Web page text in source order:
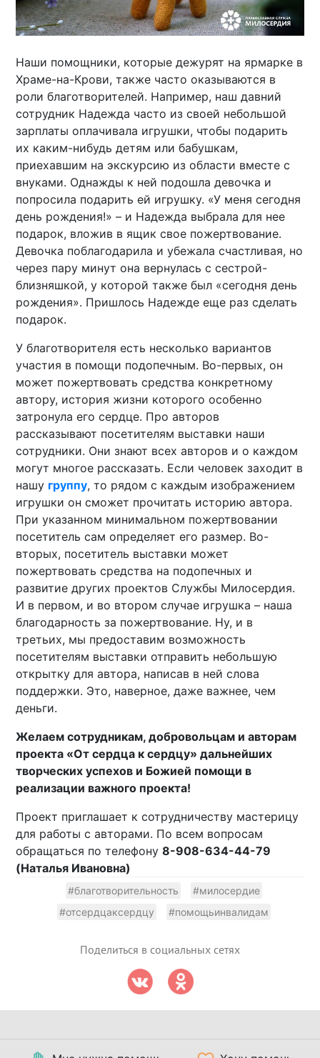
Наши помощники, которые дежурят на ярмарке в
Храме-на-Крови, также часто оказываются в
роли благотворителей. Например, наш давний
сотрудник Надежда часто из своей небольшой
зарплаты оплачивала игрушки, чтобы подарить
их каким-нибудь детям или бабушкам,
приехавшим на экскурсию из области вместе с
внуками. Однажды к ней подошла девочка и
попросила подарить ей игрушку. «У меня сегодня
день рождения!» – и Надежда выбрала для нее
подарок, вложив в ящик свое пожертвование.
Девочка поблагодарила и убежала счастливая, но
через пару минут она вернулась с сестрой-
близняшкой, у которой также был «сегодня день
рождения». Пришлось Надежде еще раз сделать
подарок.
У благотворителя есть несколько вариантов
участия в помощи подопечным. Во-первых, он
может пожертвовать средства конкретному
автору, история жизни которого особенно
затронула его сердце. Про авторов
рассказывают посетителям выставки наши
сотрудники. Они знают всех авторов и о каждом
могут многое рассказать. Если человек заходит в
нашу группу, то рядом с каждым изображением
игрушки он сможет прочитать историю автора.
При указанном минимальном пожертвовании
посетитель сам определяет его размер. Во-
вторых, посетитель выставки может
пожертвовать средства на подопечных и
развитие других проектов Службы Милосердия.
И в первом, и во втором случае игрушка – наша
благодарность за пожертвование. Ну, и в
третьих, мы предоставим возможность
посетителям выставки отправить небольшую
открытку для автора, написав в ней слова
поддержки. Это, наверное, даже важнее, чем
деньги.
Желаем сотрудникам, добровольцам и авторам
проекта «От сердца к сердцу» дальнейших
творческих успехов и Божией помощи в
реализации важного проекта!
Проект приглашает к сотрудничеству мастерицу
для работы с авторами. По всем вопросам
обращаться по телефону8-908-634-44-79
(Наталья Ивановна)
#благотворительность
#милосердие
#отсердцаксердцу
#помощьинвалидам
Поделиться в социальных сетях